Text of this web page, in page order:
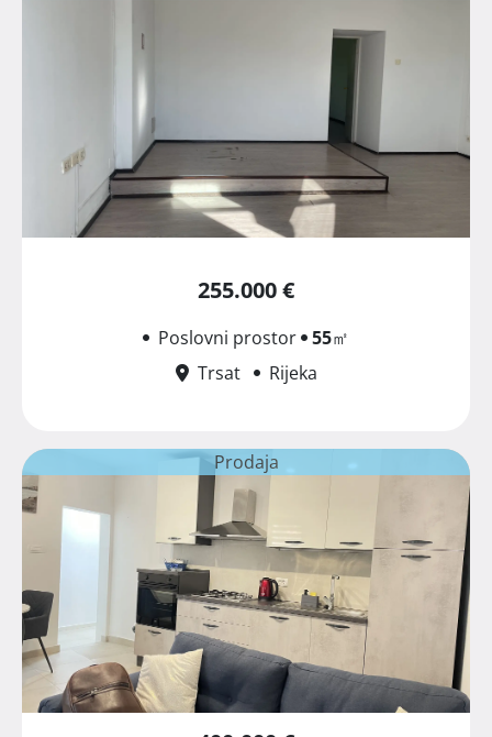
255.000 €
Poslovni prostor 55㎡
Trsat
Rijeka
Prodaja